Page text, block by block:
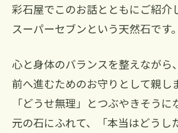
彩石屋でこのお話とともにご紹介
スーパーセブンという天然石です。
心と身体のバランスを整えながら
前へ進むためのお守りとして親し
「どうせ無理」とつぶやきそう
元の石にふれて、「本当はどうし